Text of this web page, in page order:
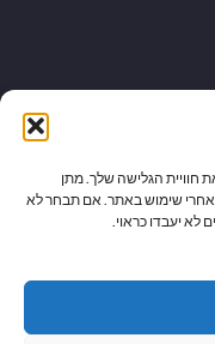
חוויית הגלישה שלך. מתן
אחרי שימוש באתר. אם תבחר לא
לא יעבדו כראוי.